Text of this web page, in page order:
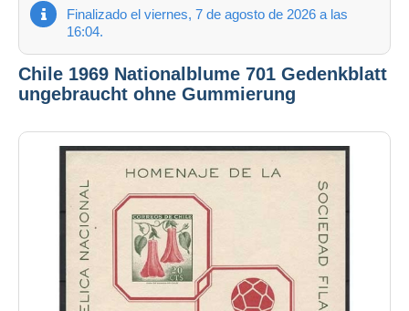
Finalizado el viernes, 7 de agosto de 2026 a las
16:04.
Chile 1969 Nationalblume 701 Gedenkblatt
ungebraucht ohne Gummierung